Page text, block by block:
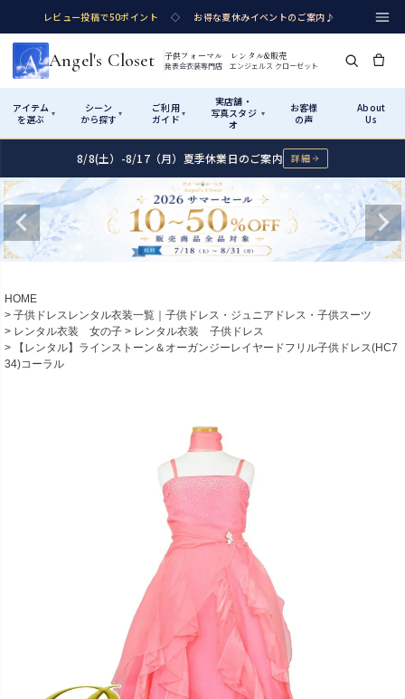
レビュー投稿で50ポイント ◇ お得な夏休みイベントのご案内♪
Angel's Closet 子供フォーマル レンタル&販売
発表会衣装専門店 エンジェルス クローゼット
アイテム
を選ぶ
▾
シーン
から探す ▾
ご利用
ガイド ▾
実店舗・
写真スタジ
オ
▾
お客様
の声
About
Us
Shop by Category アイテムから探す
カテゴリ詳細→ サイズで選ぶ→
Rentalレンタル
コスチューム アウター
Shop by Occasion シーンから探す
性別・サイズで絞り込む→
発表会・コンクール 結婚式
フラワーガール・リングボーイ・ゲ
スト
Graduation & Entrance
卒業式・入学式
Shichi-Go-San
七五三
How It Works ご利用ガイド
Startはじめに
01
02 サイズの選び方
測り方と目安
汚れ・キズ・破損の補償
ご購入・サポート
Visit Us 実店舗・写真スタジオ
実店舗 つくば店
茨城県土浦市大町14-16-1F
10:00–18:00（完全予約制）
店舗を予約する →
8/8(土）-8/17（月）夏季休業日のご案内 詳細
HOME
子供ドレスレンタル衣装一覧｜子供ドレス・ジュニアドレス・子供スーツ
レンタル衣装 女の子
レンタル衣装 子供ドレス
【レンタル】ラインストーン＆オーガンジーレイヤードフリル子供ドレス(HC7
34)コーラル